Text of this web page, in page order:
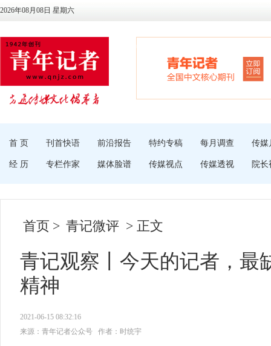
2026年08月08日 星期六
首 页 刊首快语 前沿报告 特约专稿 每月调查 传媒
经 历 专栏作家 媒体脸谱 传媒视点 传媒透视 院长
首页 > 青记微评 > 正文
青记观察丨今天的记者，最
精神
2021-06-15 08:32:16
来源：青年记者公众号
作者：时统宇